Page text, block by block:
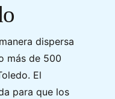
dispersa
más de 500
El
para que los